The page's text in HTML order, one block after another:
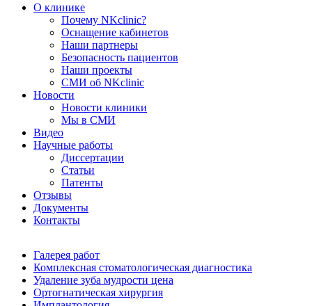
О клинике
Почему NKclinic?
Оснащение кабинетов
Наши партнеры
Безопасность пациентов
Наши проекты
СМИ об NKclinic
Новости
Новости клиники
Мы в СМИ
Видео
Научные работы
Диссертации
Статьи
Патенты
Отзывы
Документы
Контакты
Галерея работ
Комплексная стоматологическая диагностика
Удаление зуба мудрости цена
Ортогнатическая хирургия